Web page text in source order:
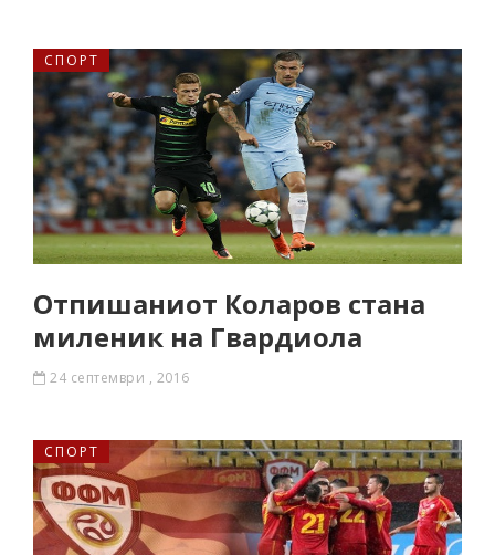
СПОРТ
Отпишаниот Коларов стана
миленик на Гвардиола
24 септември , 2016
СПОРТ